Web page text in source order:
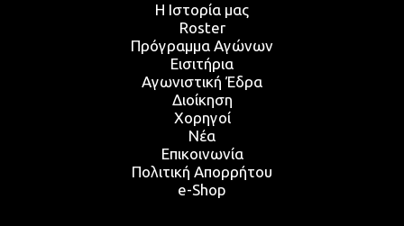
Η Ιστορία μας
Roster
Πρόγραμμα Αγώνων
Εισιτήρια
Αγωνιστική Έδρα
Διοίκηση
Χορηγοί
Νέα
Επικοινωνία
Πολιτική Απορρήτου
e-Shop